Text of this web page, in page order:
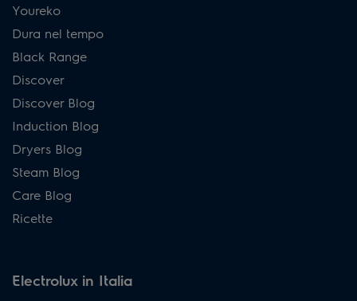
Youreko
Dura nel tempo
Black Range
Discover
Discover Blog
Induction Blog
Dryers Blog
Steam Blog
Care Blog
Ricette
Electrolux in Italia